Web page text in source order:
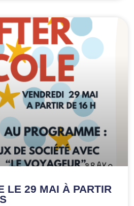
LE 29 MAI À PARTIR